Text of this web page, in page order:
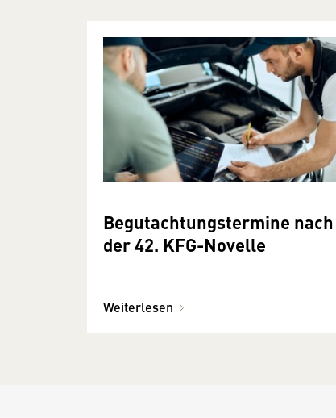
Begutachtungstermine nach
der 42. KFG-Novelle
Weiterlesen